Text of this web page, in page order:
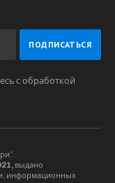
с обработкой
выдано
информационных